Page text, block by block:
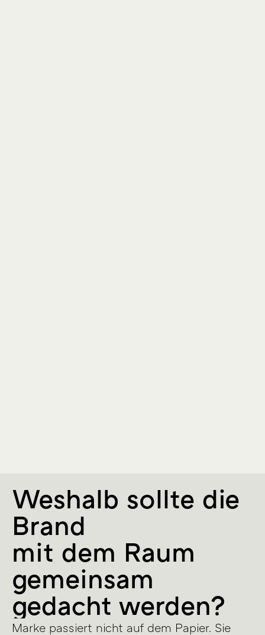
Weshalb sollte die
Brand
mit dem Raum
gemeinsam
gedacht werden?
Marke passiert nicht auf dem Papier. Sie